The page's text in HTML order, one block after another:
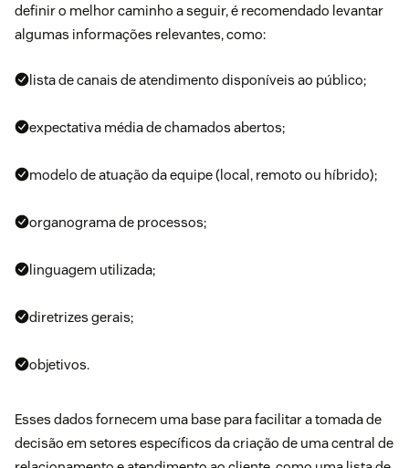
definir o melhor caminho a seguir, é recomendado levantar
algumas informações relevantes, como:
lista de canais de atendimento disponíveis ao público;
expectativa média de chamados abertos;
modelo de atuação da equipe (local, remoto ou híbrido);
organograma de processos;
linguagem utilizada;
diretrizes gerais;
objetivos.
Esses dados fornecem uma base para facilitar a tomada de
decisão em setores específicos da criação de uma central de